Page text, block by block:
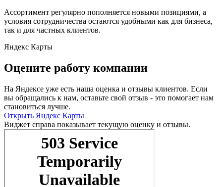
Ассортимент регулярно пополняется новыми позициями, а
условия сотрудничества остаются удобными как для бизнеса,
так и для частных клиентов.
Яндекс Карты
Оцените работу компании
На Яндексе уже есть наша оценка и отзывы клиентов. Если
вы обращались к нам, оставьте свой отзыв - это помогает нам
становиться лучше.
Открыть Яндекс Карты
Виджет справа показывает текущую оценку и отзывы.